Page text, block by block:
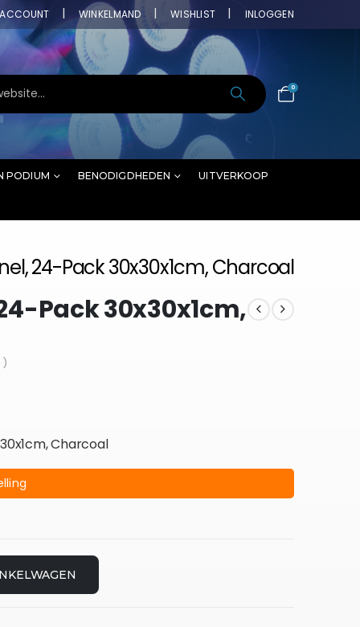
ACCOUNT WINKELMAND WISHLIST INLOGGEN
0
PODIUM BENODIGDHEDEN UITVERKOOP
24-Pack 30x30x1cm, Charcoal
Pack 30x30x1cm,
)
Charcoal